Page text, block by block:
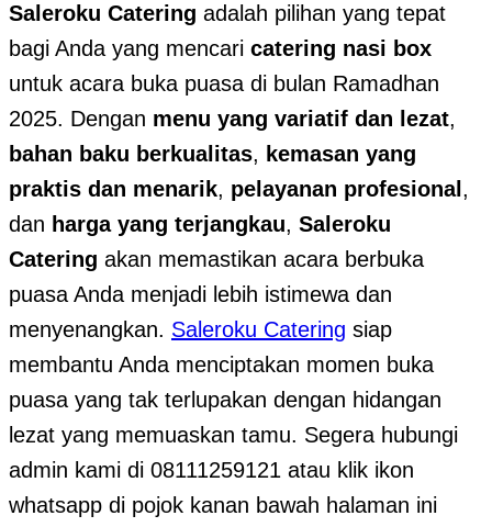
Saleroku Catering adalah pilihan yang tepat
bagi Anda yang mencari catering nasi box
untuk acara buka puasa di bulan Ramadhan
2025. Dengan menu yang variatif dan lezat,
bahan baku berkualitas, kemasan yang
praktis dan menarik, pelayanan profesional ,
dan harga yang terjangkau, Saleroku
Catering akan memastikan acara berbuka
puasa Anda menjadi lebih istimewa dan
menyenangkan. Saleroku Catering siap
membantu Anda menciptakan momen buka
puasa yang tak terlupakan dengan hidangan
lezat yang memuaskan tamu. Segera hubungi
admin kami di 08111259121 atau klik ikon
whatsapp di pojok kanan bawah halaman ini